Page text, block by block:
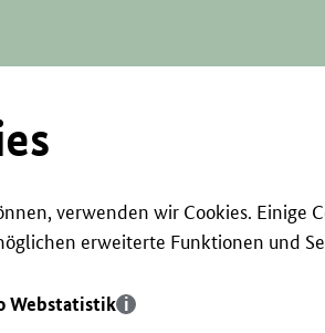
verwenden wir Cookies.
erweiterte Funktionen und
Webstatistik